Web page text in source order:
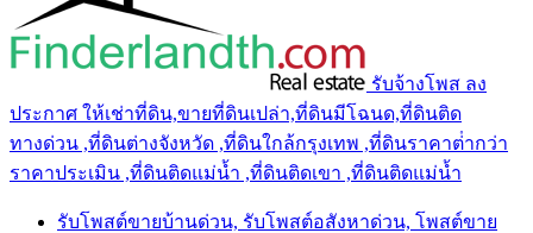
รับจ้างโพส ลง
ประกาศ ให้เช่าที่ดิน,ขายที่ดินเปล่า,ที่ดินมีโฉนด,ที่ดินติด
ทางด่วน ,ที่ดินต่างจังหวัด ,ที่ดินใกล้กรุงเทพ ,ที่ดินราคาต่ํากว่า
ราคาประเมิน ,ที่ดินติดแม่น้ำ ,ที่ดินติดเขา ,ที่ดินติดแม่น้ำ
รับโพสต์ขายบ้านด่วน, รับโพสต์อสังหาด่วน, โพสต์ขาย